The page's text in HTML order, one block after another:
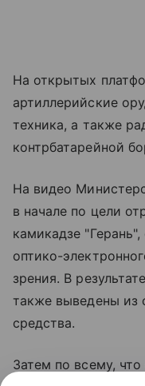
На открытых
артиллерийские
техника, а также
контрбатарейной
На видео
в начале по цели
камикадзе
оптико-
зрения. В
также выведены из
средства.
Затем по всему,